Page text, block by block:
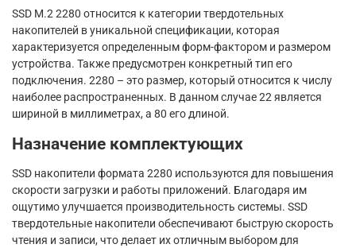
SSD M.2 2280 относится к категории твердотельных
накопителей в уникальной спецификации, которая
характеризуется определенным форм-фактором и размером
устройства. Также предусмотрен конкретный тип его
подключения. 2280 – это размер, который относится к числу
наиболее распространенных. В данном случае 22 является
шириной в миллиметрах, а 80 его длиной.
Назначение комплектующих
SSD накопители формата 2280 используются для повышения
скорости загрузки и работы приложений. Благодаря им
ощутимо улучшается производительность системы. SSD
твердотельные накопители обеспечивают быструю скорость
чтения и записи, что делает их отличным выбором для